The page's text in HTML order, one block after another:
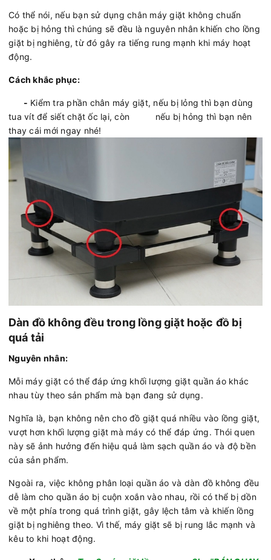
Có thể nói, nếu bạn sử dụng chân máy giặt không chuẩn
hoặc bị hỏng thì chúng sẽ đều là nguyên nhân khiến cho lồng
giặt bị nghiêng, từ đó gây ra tiếng rung mạnh khi máy hoạt
động.
Cách khắc phục:
- Kiểm tra phần chân máy giặt, nếu bị lỏng thì bạn dùng
tua vít để siết chặt ốc lại, còn nếu bị hỏng thì bạn nên
thay cái mới ngay nhé!
Dàn đồ không đều trong lồng giặt hoặc đồ bị
quá tải
Nguyên nhân:
Mỗi máy giặt có thể đáp ứng khối lượng giặt quần áo khác
nhau tùy theo sản phẩm mà bạn đang sử dụng.
Nghĩa là, bạn không nên cho đồ giặt quá nhiều vào lồng giặt,
vượt hơn khối lượng giặt mà máy có thể đáp ứng. Thói quen
này sẽ ảnh hưởng đến hiệu quả làm sạch quần áo và độ bền
của sản phẩm.
Ngoài ra, việc không phân loại quần áo và dàn đồ không đều
dễ làm cho quần áo bị cuộn xoắn vào nhau, rồi có thể bị dồn
về một phía trong quá trình giặt, gây lệch tâm và khiến lồng
giặt bị nghiêng theo. Vì thế, máy giặt sẽ bị rung lắc mạnh và
kêu to khi hoạt động.